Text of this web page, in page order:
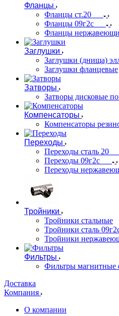
Фланцы
Фланцы ст.20
Фланцы 09г2с
Фланцы
Заглушки
Заглушки (днища)
Заглушки фланцевые
Затворы
Затворы дисковые
Компенсаторы
Компенсаторы
Переходы
Переходы сталь 20
Переходы 09г2с
Переходы
Тройники
Тройники стальные
Тройники сталь
Тройники
Фильтры
Фильтры магнитные
Доставка
Компания
О компании